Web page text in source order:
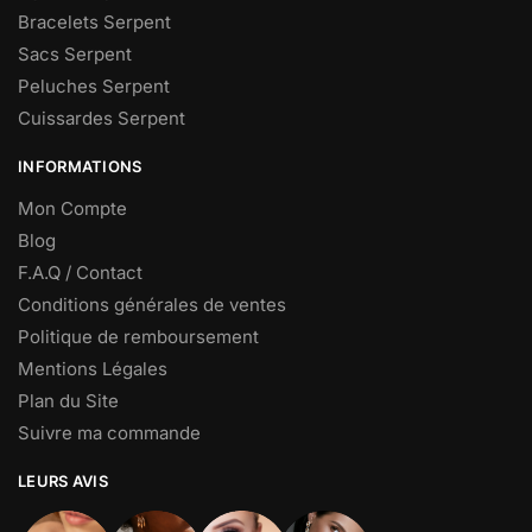
Bracelets Serpent
Sacs Serpent
Peluches Serpent
Cuissardes Serpent
INFORMATIONS
Mon Compte
Blog
F.A.Q / Contact
Conditions générales de ventes
Politique de remboursement
Mentions Légales
Plan du Site
Suivre ma commande
LEURS AVIS